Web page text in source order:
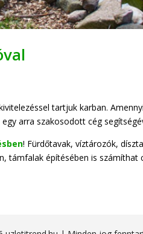
tartjuk karban.
egy arra szakosodott cég
! Fürdőtavak, víztározók,
támfalak építésében is számíthat